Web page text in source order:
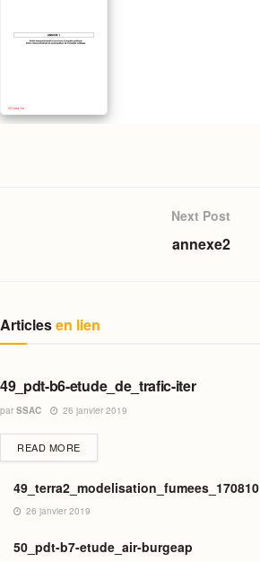
Next Post
annexe2
Articlesen lien
49_pdt-b6-etude_de_trafic-iter
par SSAC 26 janvier 2019
READ MOREDETAILS
49_terra2_modelisation_fumees_170810
26 janvier 2019
50_pdt-b7-etude_air-burgeap